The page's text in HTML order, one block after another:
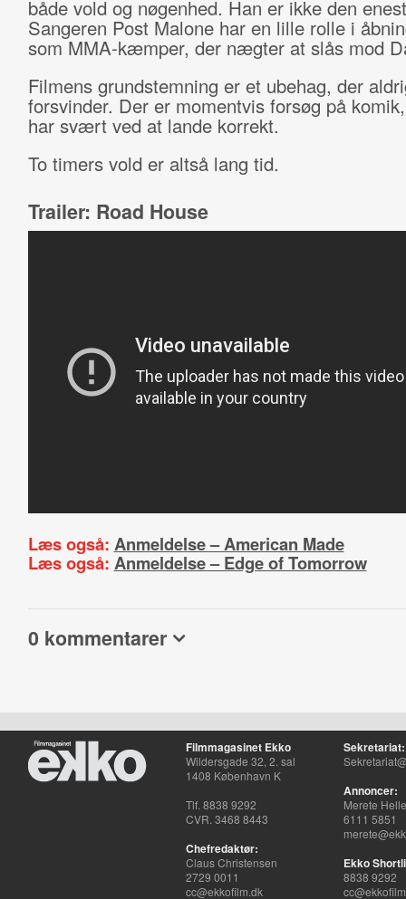
både vold og nøgenhed. Han er ikke den
Sangeren Post Malone har en lille rolle i
som MMA-kæmper, der nægter at slås mod
Filmens grundstemning er et ubehag, der
forsvinder. Der er momentvis forsøg på
har svært ved at lande korrekt.
To timers vold er altså lang tid.
Trailer: Road House
Læs også: Anmeldelse – American Made
Læs også: Anmeldelse – Edge of Tomorrow
0 kommentarer
Filmmagasinet Ekko
Wildersgade 32, 2. sal
1408 København K
Tlf. 8838 9292
CVR. 3468 8443
Chefredaktør:
Claus Christensen
2729 0011
cc@ekkofilm.dk
Sekretariat:
Annoncer:
Merete
6111 5851
Ekko
8838 9292